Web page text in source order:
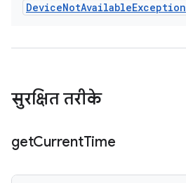
DeviceNotAvailableException
सुरक्षित तरीके
getCurrentTime